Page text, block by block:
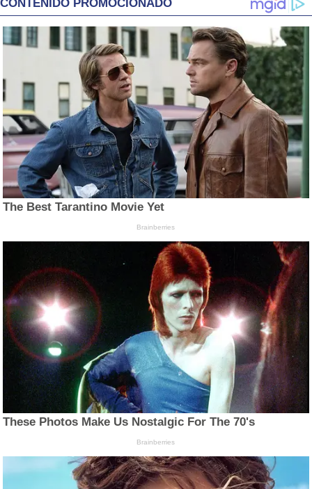
CONTENIDO PROMOCIONADO
The Best Tarantino Movie Yet
Brainberries
These Photos Make Us Nostalgic For The 70's
Brainberries